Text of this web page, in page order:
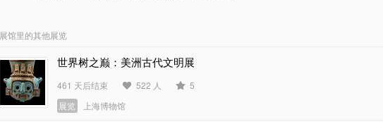
展馆里的其他展览
世界树之巅：美洲古代文明展
461 天后结束 522 人
5
展览
上海博物馆